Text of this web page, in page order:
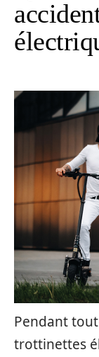
Pendant
trottinettes